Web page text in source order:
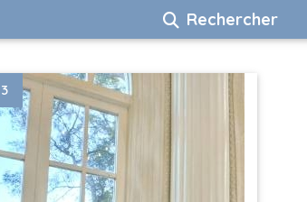
Rechercher